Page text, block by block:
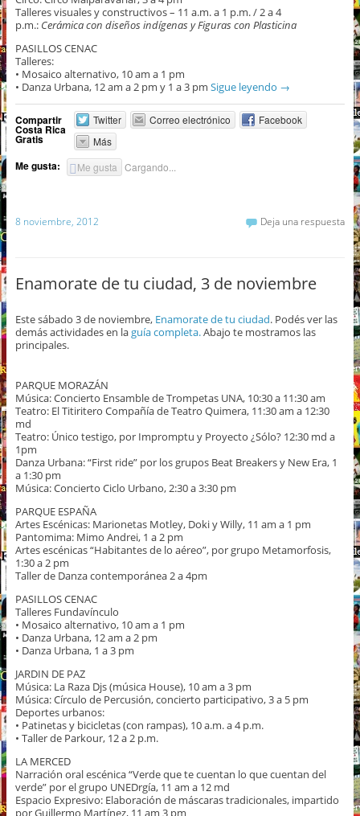
Talleres visuales y constructivos – 11 a.m. a 1 p.m. / 2 a 4
p.m.: Cerámica con diseños indígenas y Figuras con Plasticina
PASILLOS CENAC
Talleres:
• Mosaico alternativo, 10 am a 1 pm
• Danza Urbana, 12 am a 2 pm y 1 a 3 pm Sigue leyendo →
Compartir
Costa Rica
Gratis
Twitter Correo electrónico
Facebook
Más
Me gusta: Me gusta Cargando...
8 noviembre, 2012 Deja una respuesta
Enamorate de tu ciudad, 3 de noviembre
Este sábado 3 de noviembre, Enamorate de tu ciudad. Podés ver las
demás actividades en laguía completa.Abajo te mostramos las
principales.
PARQUE MORAZÁN
Música: Concierto Ensamble de Trompetas UNA, 10:30 a 11:30 am
Teatro: El Titiritero Compañía de Teatro Quimera, 11:30 am a 12:30
md
Teatro: Único testigo, por Impromptu y Proyecto ¿Sólo? 12:30 md a
1pm
Danza Urbana: “First ride” por los grupos Beat Breakers y New Era, 1
a 1:30 pm
Música: Concierto Ciclo Urbano, 2:30 a 3:30 pm
PARQUE ESPAÑA
Artes Escénicas: Marionetas Motley, Doki y Willy, 11 am a 1 pm
Pantomima: Mimo Andrei, 1 a 2 pm
Artes escénicas “Habitantes de lo aéreo”, por grupo Metamorfosis,
1:30 a 2 pm
Taller de Danza contemporánea 2 a 4pm
PASILLOS CENAC
Talleres Fundavínculo
• Mosaico alternativo, 10 am a 1 pm
• Danza Urbana, 12 am a 2 pm
• Danza Urbana, 1 a 3 pm
JARDIN DE PAZ
Música: La Raza Djs (música House), 10 am a 3 pm
Música: Círculo de Percusión, concierto participativo, 3 a 5 pm
Deportes urbanos:
• Patinetas y bicicletas (con rampas), 10 a.m. a 4 p.m.
• Taller de Parkour, 12 a 2 p.m.
LA MERCED
Narración oral escénica “Verde que te cuentan lo que cuentan del
verde” por el grupo UNEDrgía, 11 am a 12 md
Espacio Expresivo: Elaboración de máscaras tradicionales, impartido
por Guillermo Martínez, 11 am 3 pm